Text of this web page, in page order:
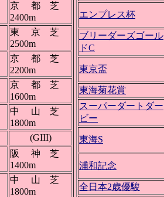
京 都 芝
2400m
東 京 芝
2500m
京 都 芝
2200m
京 都 芝
1600m
中 山 芝
1800m
(GIII)
阪 神 芝
1400m
中 山 芝
1800m
エンプレス杯
ブリーダーズゴール
ドC
東京盃
東海菊花賞
スーパーダートダー
ビー
東海S
浦和記念
全日本2歳優駿